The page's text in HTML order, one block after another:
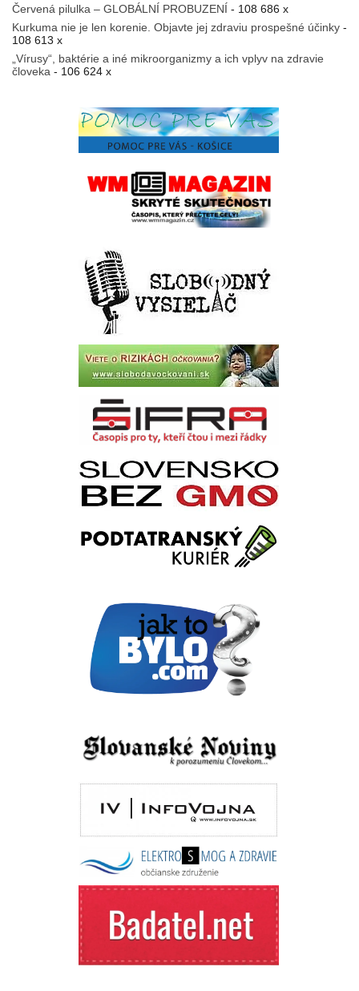
Červená pilulka – GLOBÁLNÍ PROBUZENÍ - 108 686 x
Kurkuma nie je len korenie. Objavte jej zdraviu prospešné účinky -
108 613 x
„Vírusy“, baktérie a iné mikroorganizmy a ich vplyv na zdravie
človeka - 106 624 x